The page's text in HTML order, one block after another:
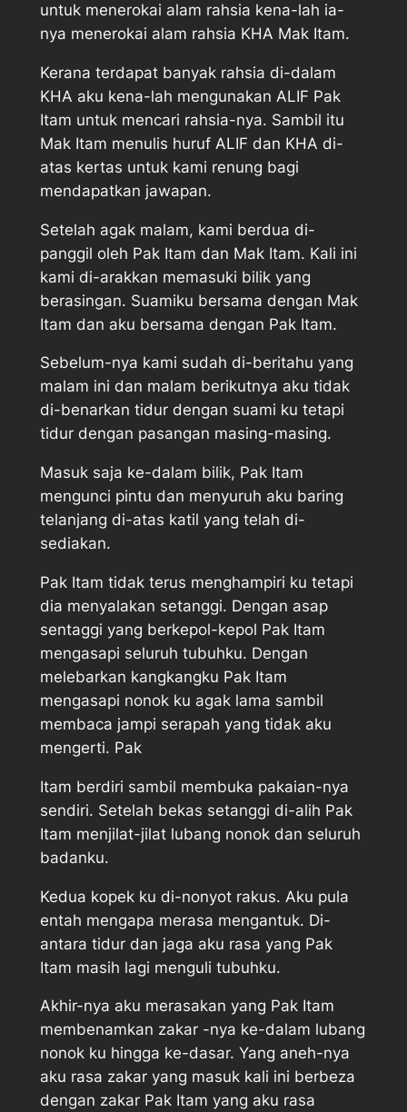
untuk menerokai alam rahsia kena-lah ia-
nya menerokai alam rahsia KHA Mak Itam.
Kerana terdapat banyak rahsia di-dalam
KHA aku kena-lah mengunakan ALIF Pak
Itam untuk mencari rahsia-nya. Sambil itu
Mak Itam menulis huruf ALIF dan KHA di-
atas kertas untuk kami renung bagi
mendapatkan jawapan.
Setelah agak malam, kami berdua di-
panggil oleh Pak Itam dan Mak Itam. Kali ini
kami di-arakkan memasuki bilik yang
berasingan. Suamiku bersama dengan Mak
Itam dan aku bersama dengan Pak Itam.
Sebelum-nya kami sudah di-beritahu yang
malam ini dan malam berikutnya aku tidak
di-benarkan tidur dengan suami ku tetapi
tidur dengan pasangan masing-masing.
Masuk saja ke-dalam bilik, Pak Itam
mengunci pintu dan menyuruh aku baring
telanjang di-atas katil yang telah di-
sediakan.
Pak Itam tidak terus menghampiri ku tetapi
dia menyalakan setanggi. Dengan asap
sentaggi yang berkepol-kepol Pak Itam
mengasapi seluruh tubuhku. Dengan
melebarkan kangkangku Pak Itam
mengasapi nonok ku agak lama sambil
membaca jampi serapah yang tidak aku
mengerti. Pak
Itam berdiri sambil membuka pakaian-nya
sendiri. Setelah bekas setanggi di-alih Pak
Itam menjilat-jilat lubang nonok dan seluruh
badanku.
Kedua kopek ku di-nonyot rakus. Aku pula
entah mengapa merasa mengantuk. Di-
antara tidur dan jaga aku rasa yang Pak
Itam masih lagi menguli tubuhku.
Akhir-nya aku merasakan yang Pak Itam
membenamkan zakar -nya ke-dalam lubang
nonok ku hingga ke-dasar. Yang aneh-nya
aku rasa zakar yang masuk kali ini berbeza
dengan zakar Pak Itam yang aku rasa